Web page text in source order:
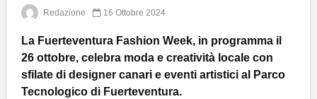
Redazione 16 Ottobre 2024
La Fuerteventura Fashion Week, in programma il
26 ottobre, celebra moda e creatività locale con
sfilate di designer canari e eventi artistici al Parco
Tecnologico di Fuerteventura.